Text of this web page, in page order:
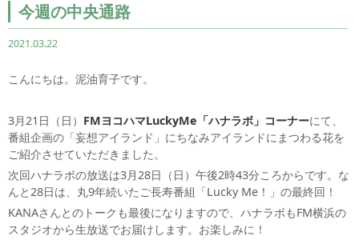
今週の中央通路
2021.03.22
こんにちは。泥油育子です。
3月21日（日） FMヨコハマLuckyMe「ハナラボ」コーナーにて、
番組企画の「妄想アイランド」にちなみアイランドにまつわる花を
ご紹介させていただきました。
次回ハナラボの放送は3月28日（日）午後2時43分ころからです。な
んと28日は、丸9年続いたご長寿番組「Lucky Me！」の最終回！
KANAさんとのトークも最後になりますので、ハナラボもFM横浜の
スタジオから生放送でお届けします。お楽しみに！